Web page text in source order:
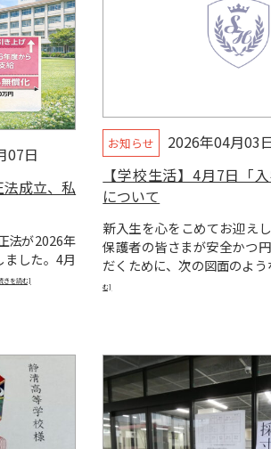
07日
法成立、私
法が2026年
した。4月
きを読む]
お知らせ
2026年04月03
【学校生活】4月7日「
について
新入生を心をこめてお迎え
保護者の皆さまが安全かつ
だくために、次の図面のよ
む]